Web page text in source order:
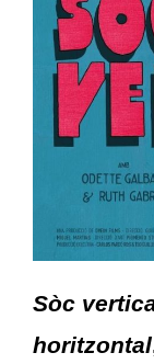
Sòc
horitzontal